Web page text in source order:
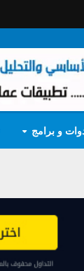
و برامج